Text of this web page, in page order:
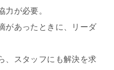
力が必要。
があったときに、リーダ
、スタッフにも解決を求